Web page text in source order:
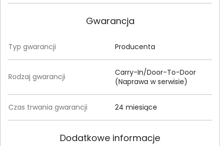
Gwarancja
Typ gwarancji Producenta
Rodzaj gwarancji
Carry-In/Door-To-Door
(Naprawa w serwisie)
Czas trwania gwarancji 24 miesiące
Dodatkowe informacje